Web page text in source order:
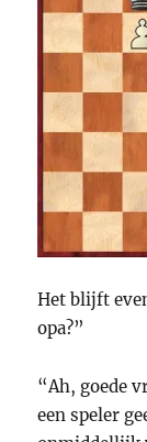
Het blijft
opa?”
“Ah, goede
een speler